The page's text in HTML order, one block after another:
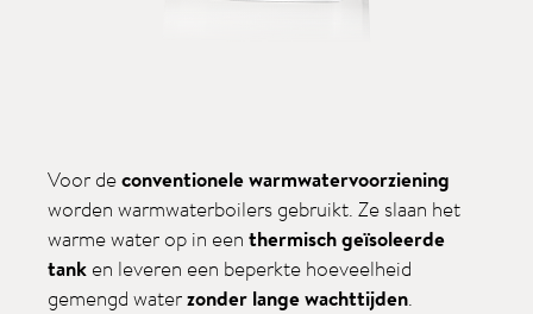
Voor deconventionele warmwatervoorziening
worden warmwaterboilers gebruikt. Ze slaan het
warme water op in eenthermisch geïsoleerde
tank en leveren een beperkte hoeveelheid
gemengd waterzonder lange wachttijden.